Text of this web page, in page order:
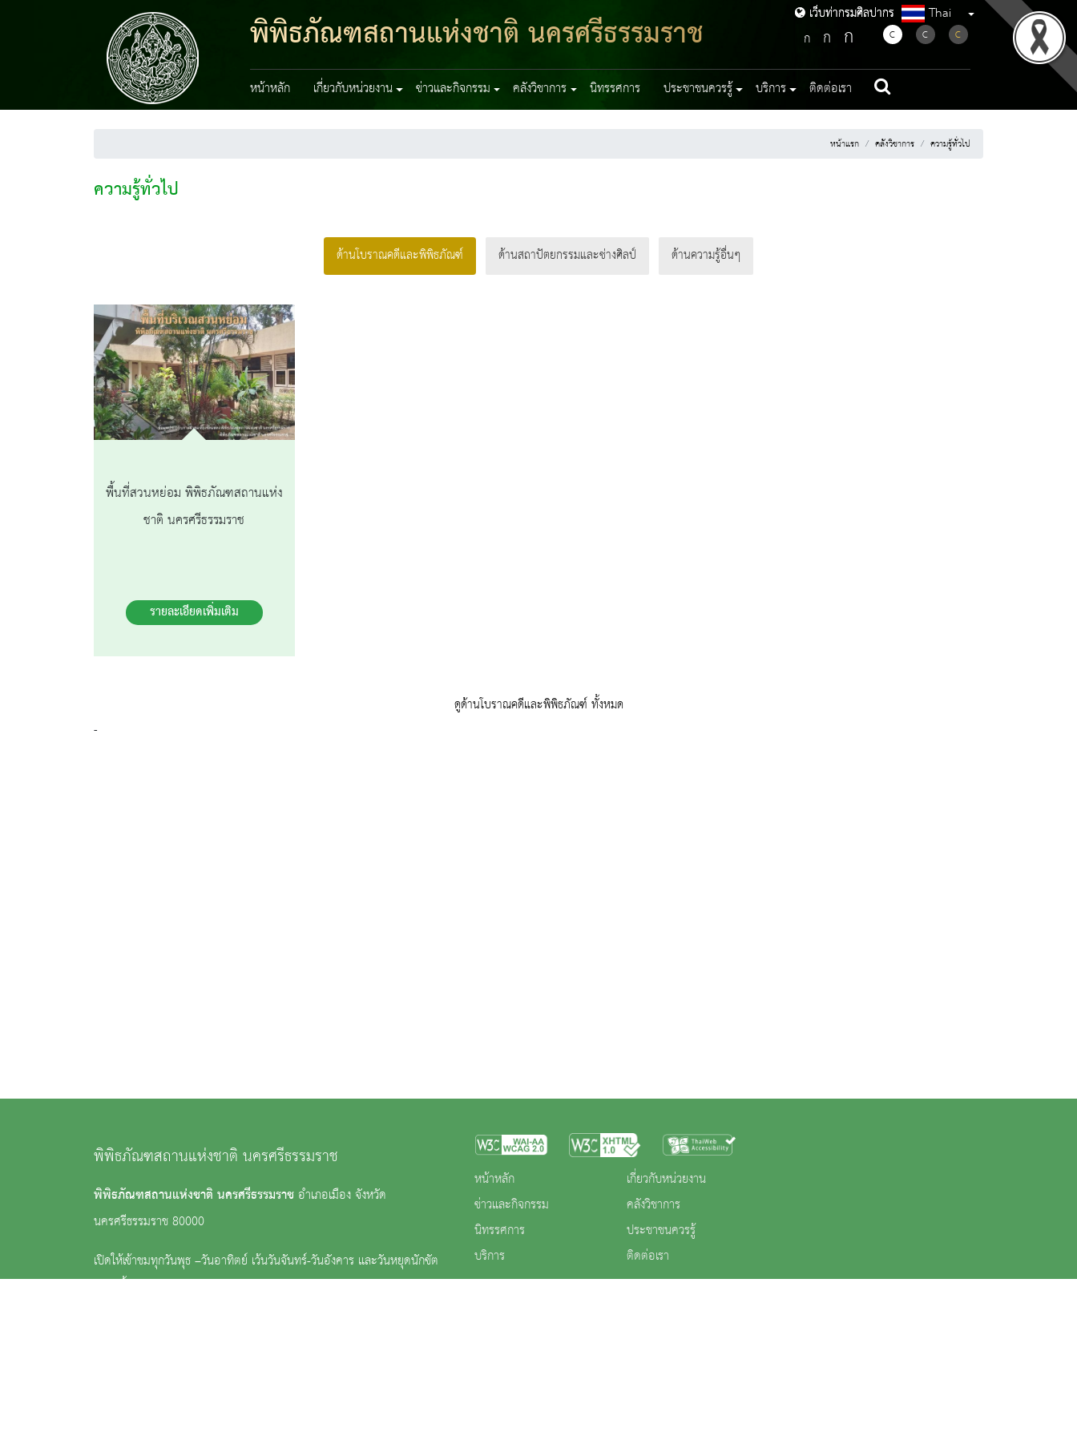
เว็บท่ากรมศิลปากร
พิพิธภัณฑสถานแห่งชาติ นครศรีธรรมราช เว็บท่ากรมศิลปากร Thai
ก ก ก C C C
หน้าหลัก เกี่ยวกับหน่วยงาน ข่าวและกิจกรรม คลังวิชาการ นิทรรศการ ประชาชนควรรู้ บริการ ติดต่อเรา
หน้าแรก คลังวิชาการ ความรู้ทั่วไป
ความรู้ทั่วไป
ด้านโบราณคดีและพิพิธภัณฑ์ ด้านสถาปัตยกรรมและช่างศิลป์ ด้านความรู้อื่นๆ
พื้นที่สวนหย่อม พิพิธภัณฑสถานแห่ง
ชาติ นครศรีธรรมราช
รายละเอียดเพิ่มเติม
ดูด้านโบราณคดีและพิพิธภัณฑ์ ทั้งหมด
-
พิพิธภัณฑสถานแห่งชาติ นครศรีธรรมราช
พิพิธภัณฑสถานแห่งชาติ นครศรีธรรมราชอำเภอเมือง จังหวัด
นครศรีธรรมราช 80000
เปิดให้เข้าชมทุกวันพุธ –วันอาทิตย์ เว้นวันจันทร์-วันอังคาร และวันหยุดนักขัต
หน้าหลัก
ข่าวและกิจกรรม
นิทรรศการ
บริการ
เกี่ยวกับหน่วยงาน
คลังวิชาการ
ประชาชนควรรู้
ติดต่อเรา